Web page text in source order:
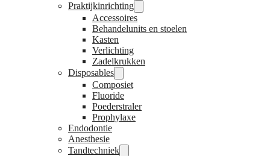
Praktijkinrichting
Accessoires
Behandelunits en stoelen
Kasten
Verlichting
Zadelkrukken
Disposables
Composiet
Fluoride
Poederstraler
Prophylaxe
Endodontie
Anesthesie
Tandtechniek